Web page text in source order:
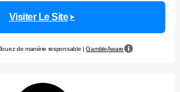
Visiter Le Site
de manière responsable |GambleAware